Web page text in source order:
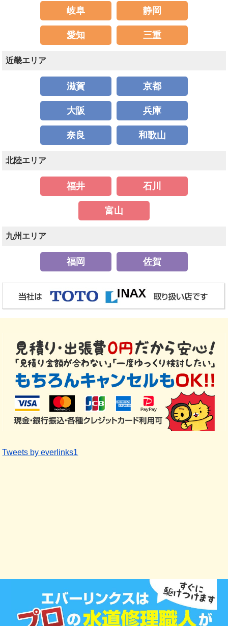
岐阜 静岡
愛知 三重
近畿エリア
滋賀 京都
大阪 兵庫
奈良 和歌山
北陸エリア
福井 石川
富山
九州エリア
福岡 佐賀
Tweets by everlinks1